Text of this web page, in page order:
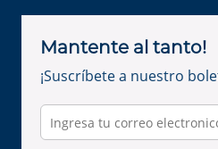
Mantente al tanto!
¡Suscríbete a nuestro